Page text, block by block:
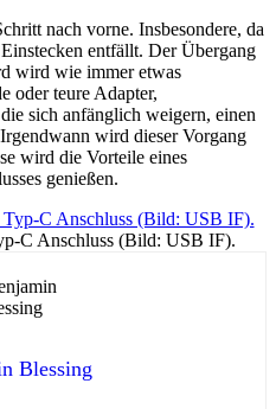
nach vorne. Insbesondere, da
entfällt. Der Übergang
wird wie immer etwas
oder teure Adapter,
sich anfänglich weigern, einen
wird dieser Vorgang
wird die Vorteile eines
genießen.
C Anschluss (Bild: USB IF).
Blessing